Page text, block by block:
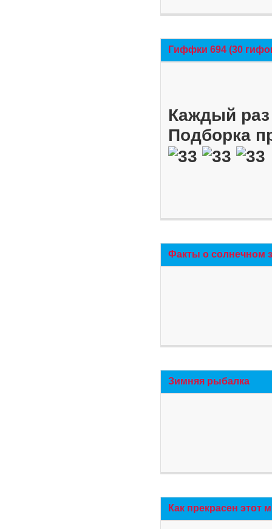
Гиффки 694 (30
Каждый
Подборка
Факты о солнечном
Зимняя рыбалка
Как прекрасен этот